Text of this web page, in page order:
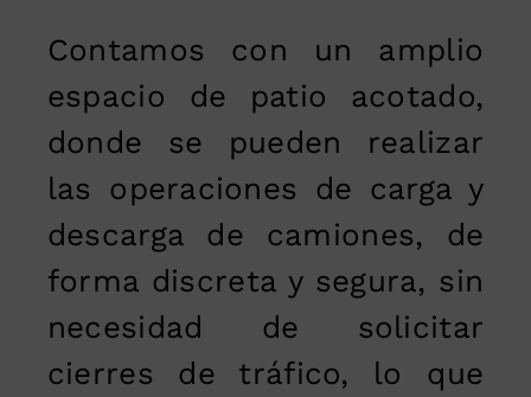
Contamos con un amplio
espacio de patio acotado,
donde se pueden realizar
las operaciones de carga y
descarga de camiones, de
forma discreta y segura, sin
necesidad de solicitar
cierres de tráfico, lo que